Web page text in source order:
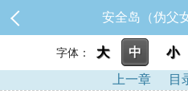
安全岛（伪父
字体： 大 中 小
上一章
目